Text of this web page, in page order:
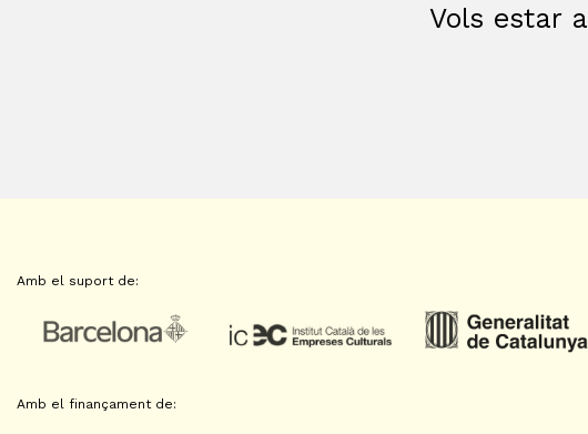
Vols estar
Amb el suport de:
Amb el finançament de: